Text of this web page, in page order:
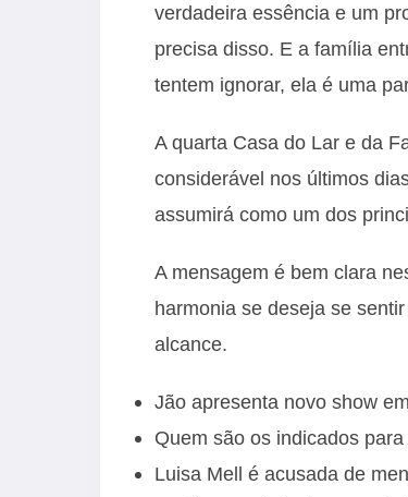
verdadeira essência e um
precisa disso. E a família
tentem ignorar, ela é uma
A quarta Casa do Lar e da
considerável nos últimos
assumirá como um dos
A mensagem é bem clara
harmonia se deseja se
alcance.
Jão apresenta novo show
Quem são os indicados
Luisa Mell é acusada de